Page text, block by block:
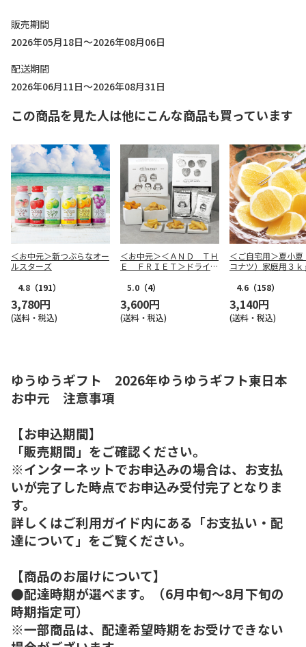
販売期間
2026年05月18日～2026年08月06日
配送期間
2026年06月11日～2026年08月31日
この商品を見た人は他にこんな商品も買っています
＜お中元＞新つぶらなオー
ルスターズ
4.8 （191）
3,780円
(送料・税込)
＜お中元＞＜ＡＮＤ ＴＨ
Ｅ ＦＲＩＥＴ＞ドライフ
5.0 （4）
3,600円
(送料・税込)
＜ご自宅用＞夏小夏
コナツ）家庭用３ｋ
4.6 （158）
3,140円
(送料・税込)
ゆうゆうギフト 2026年ゆうゆうギフト東日本
お中元 注意事項
【お申込期間】
「販売期間」をご確認ください。
※インターネットでお申込みの場合は、お支払
いが完了した時点でお申込み受付完了となりま
す。
詳しくはご利用ガイド内にある「お支払い・配
達について」をご覧ください。
【商品のお届けについて】
●配達時期が選べます。（6月中旬～8月下旬の
時期指定可）
※一部商品は、配達希望時期をお受けできない